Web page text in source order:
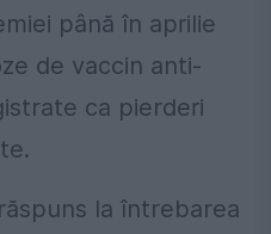
până în aprilie
de vaccin anti-
ca pierderi
la întrebarea